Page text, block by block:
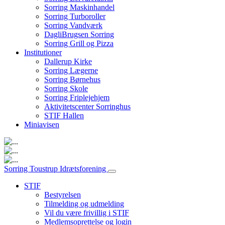
Sorring Maskinhandel
Sorring Turboroller
Sorring Vandværk
DagliBrugsen Sorring
Sorring Grill og Pizza
Institutioner
Dallerup Kirke
Sorring Lægerne
Sorring Børnehus
Sorring Skole
Sorring Friplejehjem
Aktivitetscenter Sorringhus
STIF Hallen
Miniavisen
Hovednavigation
Sorring Toustrup Idrætsforening
STIF
Bestyrelsen
Tilmelding og udmelding
Vil du være frivillig i STIF
Medlemsoprettelse og login